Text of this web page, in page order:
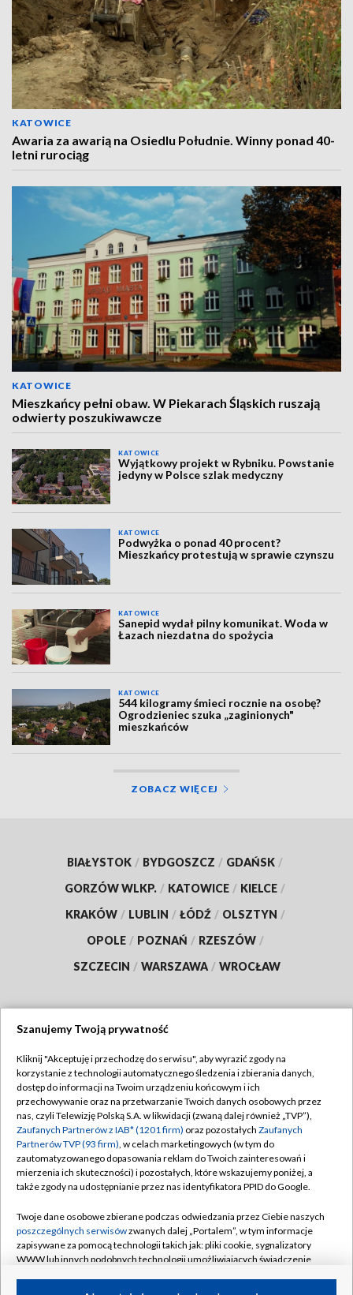
KATOWICE
Awaria za awarią na Osiedlu Południe. Winny ponad 40-
letni rurociąg
KATOWICE
Mieszkańcy pełni obaw. W Piekarach Śląskich ruszają
odwierty poszukiwawcze
KATOWICE
Wyjątkowy projekt w Rybniku. Powstanie
jedyny w Polsce szlak medyczny
KATOWICE
Podwyżka o ponad 40 procent?
Mieszkańcy protestują w sprawie czynszu
KATOWICE
Sanepid wydał pilny komunikat. Woda w
Łazach niezdatna do spożycia
KATOWICE
544 kilogramy śmieci rocznie na osobę?
Ogrodzieniec szuka „zaginionych"
mieszkańców
ZOBACZ WIĘCEJ
BIAŁYSTOK / BYDGOSZCZ / GDAŃSK /
GORZÓW WLKP. / KATOWICE / KIELCE /
KRAKÓW / LUBLIN / ŁÓDŹ / OLSZTYN /
OPOLE / POZNAŃ / RZESZÓW /
SZCZECIN / WARSZAWA / WROCŁAW
TVP
Abonament TVP
Emisja w TVP
Centrum informacji TVP
Naziemna Telewizja Cyfrowa
Rada Programowa
System NOS
Informacje o nadawcy
Regulamin TVP
Polityka prywatności
Moje zgody
Pomoc
Kontakt
Kanały
Szanujemy Twoją prywatność
Kliknij "Akceptuję i przechodzę do serwisu", aby wyrazić zgody na
korzystanie z technologii automatycznego śledzenia i zbierania danych,
dostęp do informacji na Twoim urządzeniu końcowym i ich
przechowywanie oraz na przetwarzanie Twoich danych osobowych przez
nas, czyli Telewizję Polską S.A. w likwidacji (zwaną dalej również „TVP”),
Zaufanych Partnerów z IAB* (1201 firm) oraz pozostałych Zaufanych
Partnerów TVP (93 firm), w celach marketingowych (w tym do
zautomatyzowanego dopasowania reklam do Twoich zainteresowań i
mierzenia ich skuteczności) i pozostałych, które wskazujemy poniżej, a
także zgody na udostępnianie przez nas identyfikatora PPID do Google.
Twoje dane osobowe zbierane podczas odwiedzania przez Ciebie naszych
poszczególnych serwisówzwanych dalej „Portalem”, w tym informacje
zapisywane za pomocą technologii takich jak: pliki cookie, sygnalizatory
WWW lub innych podobnych technologii umożliwiających świadczenie